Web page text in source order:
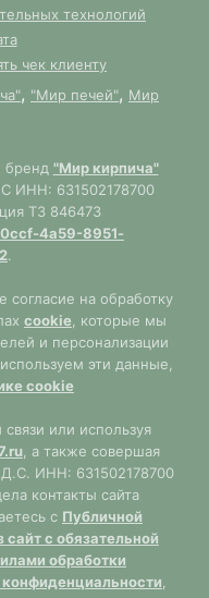
технологий
чек клиенту
, "Мир печей", Мир
бренд "Мир кирпича"
ИНН: 631502178700
ТЗ 846473
4a59-8951-
.
на обработку
cookie, которые мы
и персонализации
эти данные,
cookie
или используя
, а также совершая
ИНН: 631502178700
контакты сайта
с Публичной
с обязательной
обработки
,